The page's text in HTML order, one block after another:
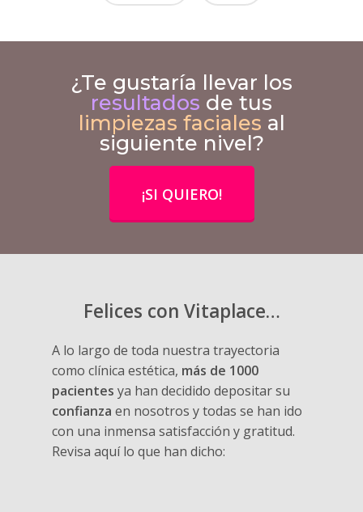
¿Te gustaría llevar los
resultados de tus
limpiezas faciales al
siguiente nivel?
¡SI QUIERO!
Felices con Vitaplace…
A lo largo de toda nuestra trayectoria
como clínica estética, más de 1000
pacientes ya han decidido depositar su
confianza en nosotros y todas se han ido
con una inmensa satisfacción y gratitud.
Revisa aquí lo que han dicho: